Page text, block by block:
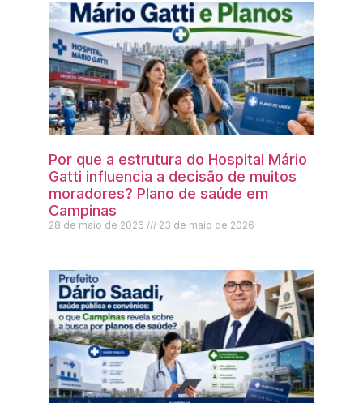
Por que a estrutura do Hospital Mário
Gatti influencia a decisão de muitos
moradores? Plano de saúde em
Campinas
28 de maio de 2026 23 de maio de 2026